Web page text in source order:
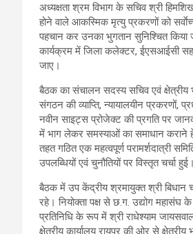
अध्यक्षता श्रम विभाग के सचिव श्री
होने वाले आकस्मिक मृत्यु प्रकरणों को
पहचान कर उनका भुगतान सुनिश्चित
कार्यक्रम में जिला कलेक्टर, ईएसआईसी
जाए।
बैठक का संचालन सदस्य सचिव एवं क्षेत्रीय
संगठन की व्याप्ति, न्यायालयीन प्रकरणों,
नवीन साइट्स प्रोजेक्ट की प्रगति पर
में भाग लेकर समस्याओं का समाधान कराने हेतु
तहत गठित एक महत्वपूर्ण परामर्शदात्री
उपलब्धियों एवं चुनौतियों पर विस्तृत चर्चा हुई।
बैठक में उप केंद्रीय श्रमायुक्त श्री बिधान
रहे। नियोक्ता पक्ष से छ.ग. उद्योग
प्रतिनिधि के रूप में श्री राधेश्याम
क्षेत्रीय कार्यालय रायपुर की ओर से